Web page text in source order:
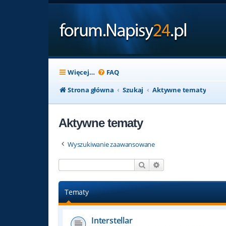
Więcej… FAQ
Strona główna
Szukaj Aktywne tematy
Aktywne tematy
Wyszukiwanie zaawansowane
Szukaj
Tematy
Interstellar